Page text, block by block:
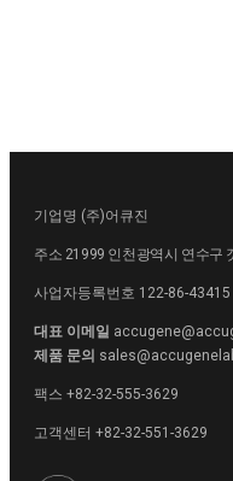
기업명 (주)어큐진
주소 21999 인천광역시 연수구
사업자등록번호 122-86-
대표 이메일
제품 문의
팩스 +82-32-555-3629
고객센터 +82-32-551-3629